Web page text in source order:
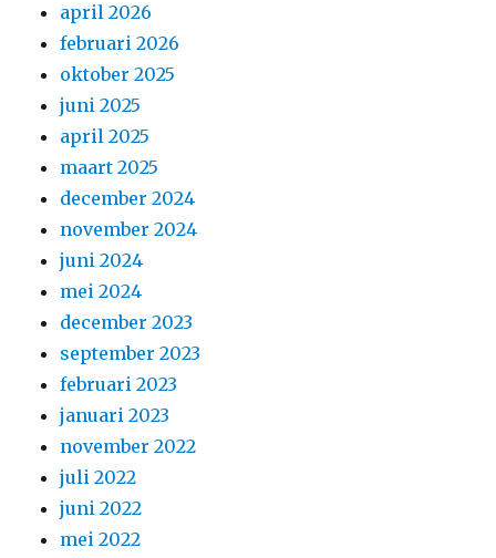
april 2026
februari 2026
oktober 2025
juni 2025
april 2025
maart 2025
december 2024
november 2024
juni 2024
mei 2024
december 2023
september 2023
februari 2023
januari 2023
november 2022
juli 2022
juni 2022
mei 2022